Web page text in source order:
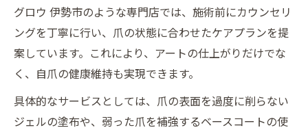
グロウ 伊勢市のような専門店では、施術前にカウンセリ
ングを丁寧に行い、爪の状態に合わせたケアプランを提
案しています。これにより、アートの仕上がりだけでな
く、自爪の健康維持も実現できます。
具体的なサービスとしては、爪の表面を過度に削らない
ジェルの塗布や、弱った爪を補強するベースコートの使